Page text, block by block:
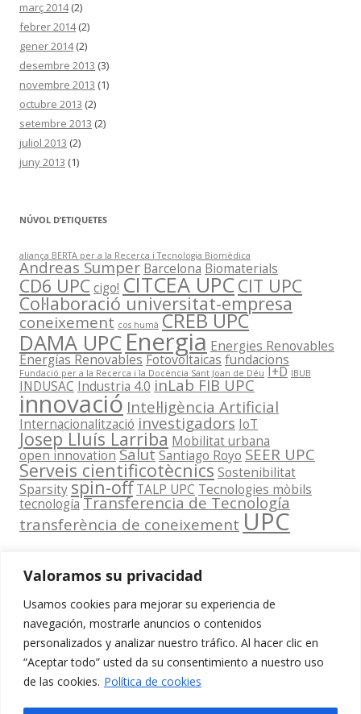
Valoramos su privacidad
Usamos cookies para mejorar su experiencia de
navegación, mostrarle anuncios o contenidos
personalizados y analizar nuestro tráfico. Al hacer clic en
“Aceptar todo” usted da su consentimiento a nuestro uso
de las cookies. Política de cookies
març 2014(2)
febrer 2014(2)
gener 2014(2)
desembre 2013 (3)
novembre 2013 (1)
octubre 2013 (2)
setembre 2013 (2)
juliol 2013 (2)
juny 2013 (1)
NÚVOL D’ETIQUETES
aliança BERTA per a la Recerca i Tecnologia Biomèdica
Andreas Sumper Barcelona Biomaterials
CD6 UPCcigo! CITCEA UPCCIT UPC
Col·laboració universitat-empresa
coneixement cos humà CREB UPC
DAMA UPC Energia Energies Renovables
Energías RenovablesFotovoltaicas fundacions
Fundació per a la Recerca i la Docència Sant Joan de Déu I+D IBUB
INDUSAC Industria 4.0 inLab FIB UPC
innovació Intel·ligència Artificial
Internacionalització investigadors IoT
Josep Lluís Larriba Mobilitat urbana
open innovation SalutSantiago Royo SEER UPC
Serveis cientificotècnics Sostenibilitat
Sparsityspin-off TALP UPC Tecnologies mòbils
tecnología Transferencia de Tecnología
transferència de coneixement UPC
Contacta
amb
nosaltres
Edifici
www.cit.upc.edu
Segueix-nos